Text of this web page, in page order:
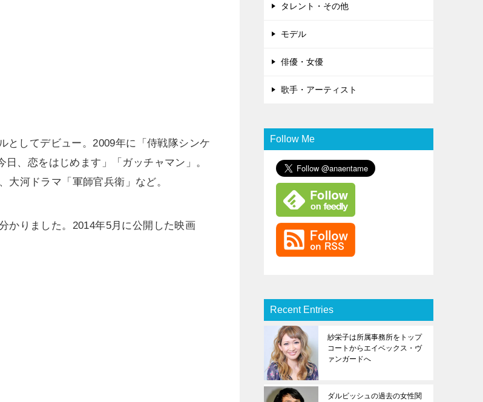
としてデビュー。2009年に「侍戦隊シンケ
、恋をはじめます」「ガッチャマン」。
大河ドラマ「軍師官兵衛」など。
かりました。2014年5月に公開した映画
タレント・その他
モデル
俳優・女優
歌手・アーティスト
Follow Me
Recent Entries
紗栄子は所属事務所をトップ
コートからエイベックス・ヴ
ァンガードへ
ダルビッシュの過去の女性関